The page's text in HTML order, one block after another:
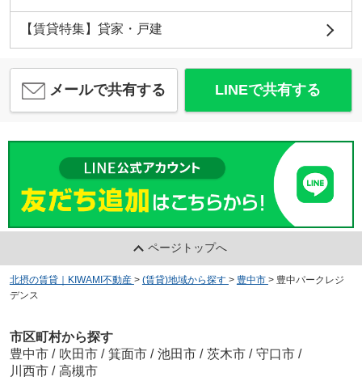
【賃貸特集】貸家・戸建
メールで共有する LINEで共有する
ページトップへ
北摂の賃貸｜KIWAMI不動産 > (賃貸)地域から探す > 豊中市 > 豊中パークレジ
デンス
市区町村から探す
豊中市 / 吹田市 / 箕面市 / 池田市 / 茨木市 / 守口市 /
川西市 / 高槻市